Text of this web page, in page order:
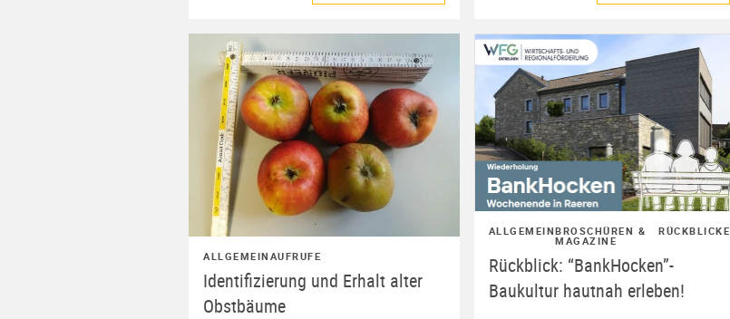
ALLGEMEIN AUFRUFE
Identifizierung und Erhalt alter
Obstbäume
ALLGEMEINBROSCHÜREN &
MAGAZINE
RÜCKBLICKE
Rückblick: “BankHocken”-
Baukultur hautnah erleben!